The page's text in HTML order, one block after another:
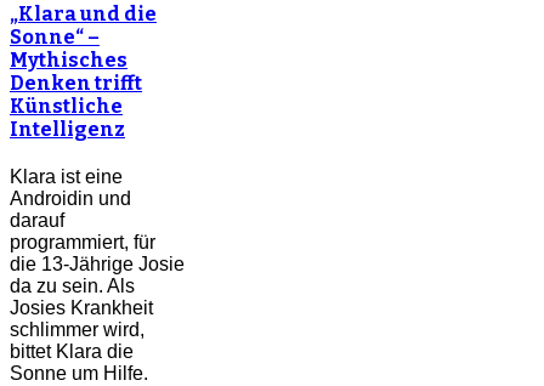
„Klara und die
Sonne“ –
Mythisches
Denken trifft
Künstliche
Intelligenz
Klara ist eine
Androidin und
darauf
programmiert, für
die 13-Jährige Josie
da zu sein. Als
Josies Krankheit
schlimmer wird,
bittet Klara die
Sonne um Hilfe.